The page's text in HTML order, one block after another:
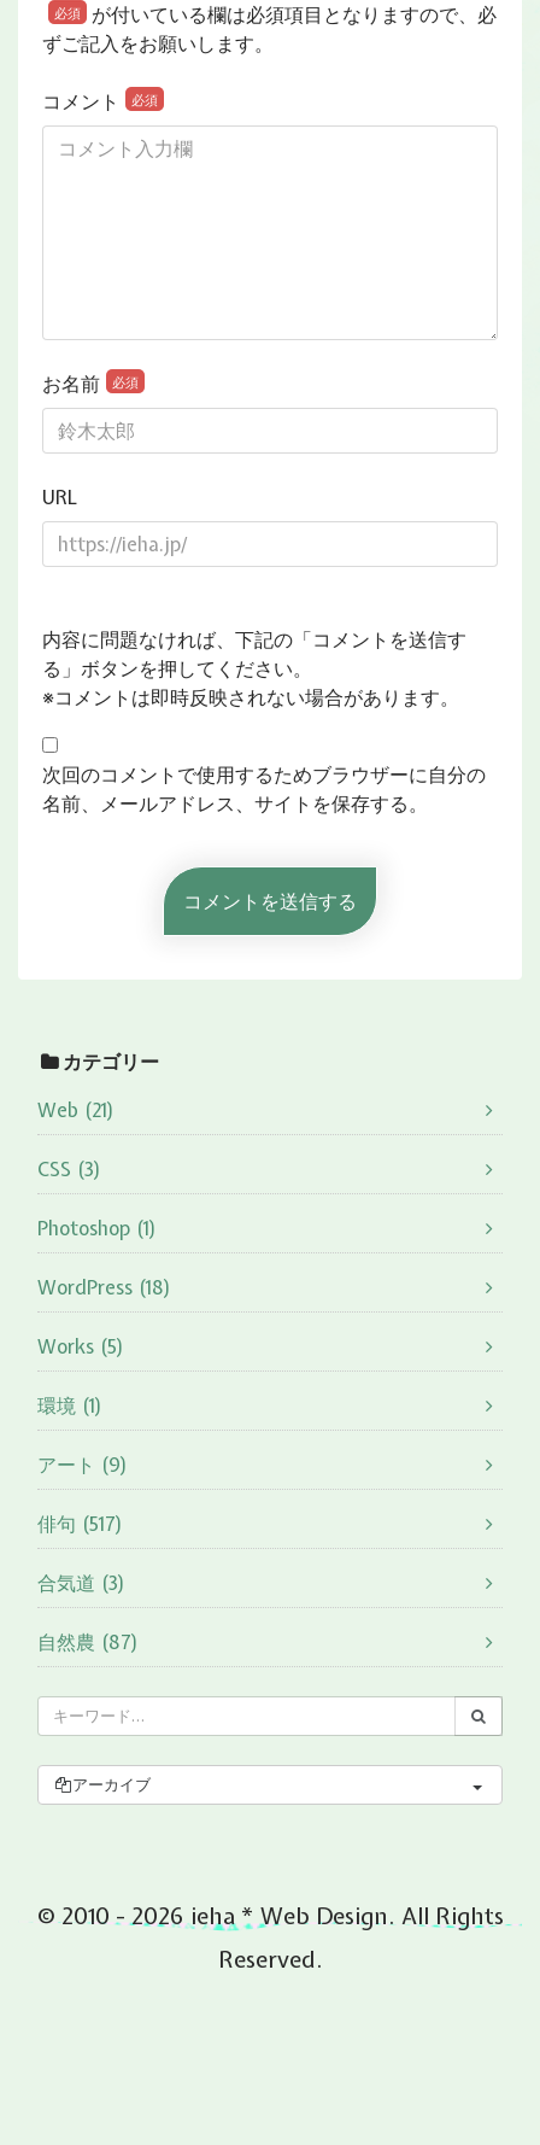
必須
が付いている欄は必須項目となりますので、必
ずご記入をお願いします。
コメント 必須
お名前 必須
URL
内容に問題なければ、下記の「コメントを送信す
る」ボタンを押してください。
※コメントは即時反映されない場合があります。
次回のコメントで使用するためブラウザーに自分の
名前、メールアドレス、サイトを保存する。
カテゴリー
Web (21)
CSS (3)
Photoshop (1)
WordPress (18)
Works (5)
環境 (1)
アート (9)
俳句 (517)
合気道 (3)
自然農 (87)
アーカイブ
© 2010 - 2026 ieha * Web Design. All Rights
Reserved.